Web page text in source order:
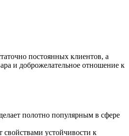
постоянных клиентов, а
и доброжелательное отношение к
полотно популярным в сфере
устойчивости к